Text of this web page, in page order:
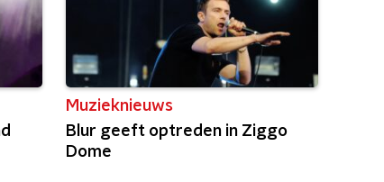
Muzieknieuws
Blur geeft optreden in Ziggo
Dome